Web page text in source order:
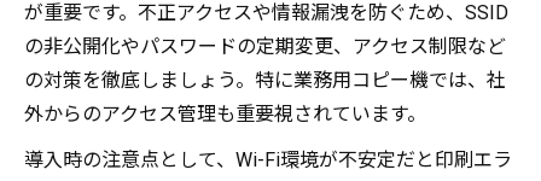
が重要です。不正アクセスや情報漏洩を防ぐため、SSID
の非公開化やパスワードの定期変更、アクセス制限など
の対策を徹底しましょう。特に業務用コピー機では、社
外からのアクセス管理も重要視されています。
導入時の注意点として、Wi-Fi環境が不安定だと印刷エラ